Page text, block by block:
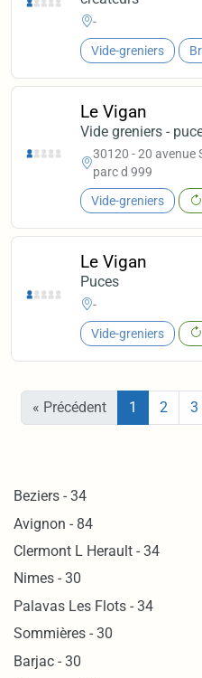
-
Vide-greniers
Le Vigan
Vide greniers -
30120 - 20 avenue
parc d 999
Vide-greniers
Le Vigan
Puces
-
Vide-greniers
« Précédent 1 2 3
Beziers - 34
Avignon - 84
Clermont L Herault - 34
Nimes - 30
Palavas Les Flots - 34
Sommières - 30
Barjac - 30